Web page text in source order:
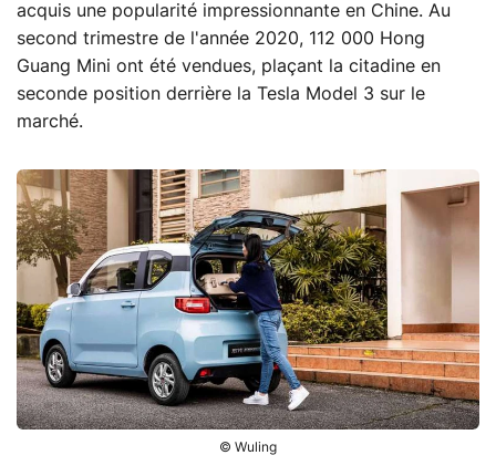
acquis une popularité impressionnante en Chine. Au
second trimestre de l'année 2020, 112 000 Hong
Guang Mini ont été vendues, plaçant la citadine en
seconde position derrière la Tesla Model 3 sur le
marché.
© Wuling